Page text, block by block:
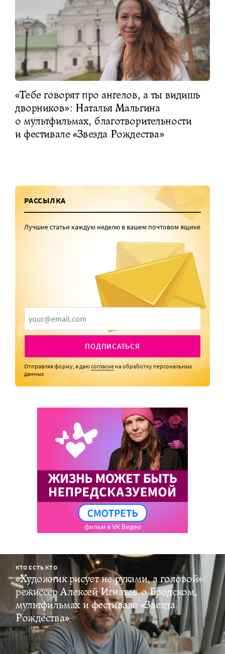
«Тебе говорят про ангелов, а ты видишь
дворников»: Наталья Мальгина
о мультфильмах, благотворительности
и фестивале «Звезда Рождества»
РАССЫЛКА
Лучшие статьи каждую неделю в вашем почтовом ящике
ПОДПИСАТЬСЯ
Отправляя форму, я даюсогласие на обработку персональных
данных
КТО ЕСТЬ КТО
«Художник рисует не руками, а головой»:
режиссер Алексей Игнатов о Бродском,
мультфильмах и фестивале «Звезда
Рождества»